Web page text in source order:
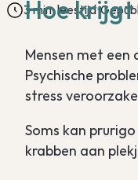
3 min. leestijd
Hoe
Mensen met een
Psychische
stress
Soms kan
krabben aan